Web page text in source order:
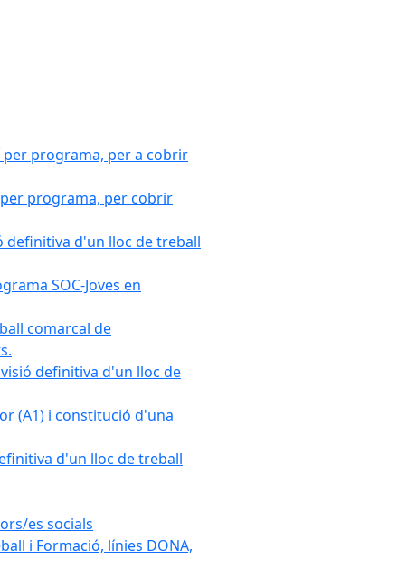
programa, per a cobrir
programa, per cobrir
definitiva d'un lloc de treball
SOC-Joves en
comarcal de
definitiva d'un lloc de
(A1) i constitució d'una
d'un lloc de treball
es socials
i Formació, línies DONA,